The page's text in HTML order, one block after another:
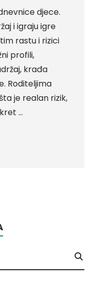
djece.
i igraju igre
rastu i rizici
profili,
krađa
Roditeljima
je realan rizik,
…